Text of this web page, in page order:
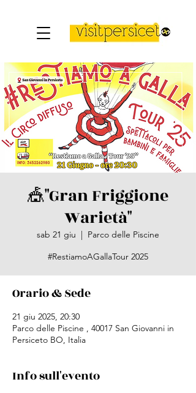
🎪"Gran Friggione
Warietà"
sab 21 giu
  |
Parco delle Piscine
#RestiamoAGallaTour 2025
Orario & Sede
21 giu 2025, 20:30
Parco delle Piscine , 40017 San Giovanni in
Persiceto BO, Italia
Info sull'evento